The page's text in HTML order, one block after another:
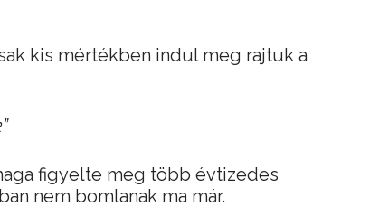
kis mértékben indul meg rajtuk a
figyelte meg több évtizedes
nem bomlanak ma már.